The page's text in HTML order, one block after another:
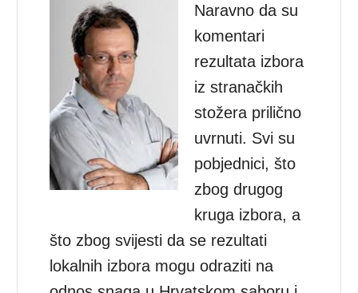
Naravno da su
komentari
rezultata izbora
iz stranačkih
stožera prilično
uvrnuti. Svi su
pobjednici, što
zbog drugog
kruga izbora, a
što zbog svijesti da se rezultati
lokalnih izbora mogu odraziti na